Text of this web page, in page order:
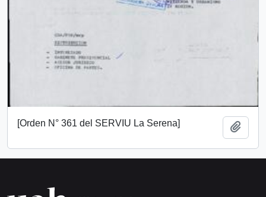
[Orden N° 361 del SERVIU La Serena]